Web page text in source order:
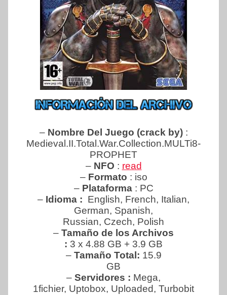
– Nombre Del Juego (crack by) :
Medieval.II.Total.War.Collection.MULTi8-
PROPHET
– NFO : read
– Formato : iso
– Plataforma : PC
– Idioma : English, French, Italian,
German, Spanish,
Russian, Czech, Polish
– Tamaño de los Archivos
: 3 x 4.88 GB + 3.9 GB
– Tamaño Total: 15.9
GB
– Servidores : Mega,
1fichier, Uptobox, Uploaded, Turbobit